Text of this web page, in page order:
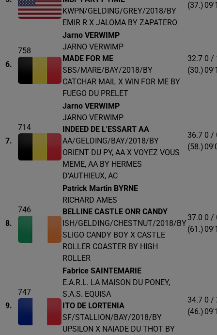
KWPN/GELDING/GREY/2018/BY
EMIR R X JALOMA BY ZAPATERO
(37.)
6.
758
Jarno VERWIMP
JARNO VERWIMP
MADE FOR ME
SBS/MARE/BAY/2018/BY
CATCHAR MAIL X WIN FOR ME BY
FUEGO DU PRELET
32.7
(30.)
0 /
7.
714
Jarno VERWIMP
JARNO VERWIMP
INDEED DE L'ESSART AA
AA/GELDING/BAY/2018/BY
ORIENT DU PY, AA X VOYEZ VOUS
MEME, AA BY HERMES
D'AUTHIEUX, AC
36.7
(58.)
0 /
8.
746
Patrick Martin BYRNE
RICHARD AMES
BELLINE CASTLE ONR CANDY
ISH/GELDING/CHESTNUT/2018/BY
SLIGO CANDY BOY X CASTLE
ROLLER COASTER BY HIGH
ROLLER
37.0
(61.)
0 /
9.
747
Fabrice SAINTEMARIE
E.A.R.L. LA MAISON DU PONEY,
S.A.S. EQUISA
ITO DE LORTENIA
SF/STALLION/BAY/2018/BY
UPSILON X NAIADE DU THOT BY
34.7
(46.)
0 /